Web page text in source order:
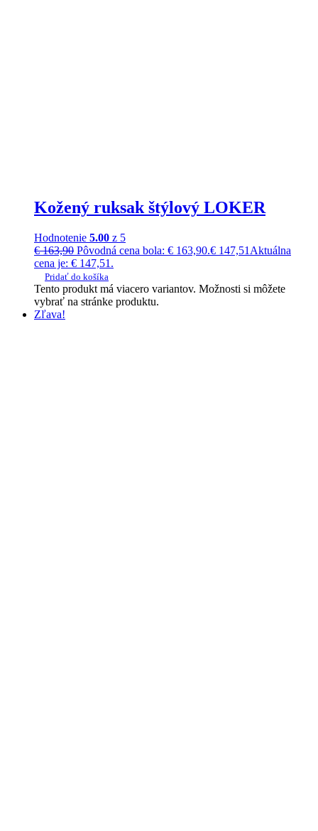
Kožený ruksak štýlový LOKER
Hodnotenie 5.00 z 5
€163,90 Pôvodná cena bola: € 163,90.€ 147,51 Aktuálna
cena je: € 147,51.
Pridať do košíka
Tento produkt má viacero variantov. Možnosti si môžete
vybrať na stránke produktu.
Zľava!